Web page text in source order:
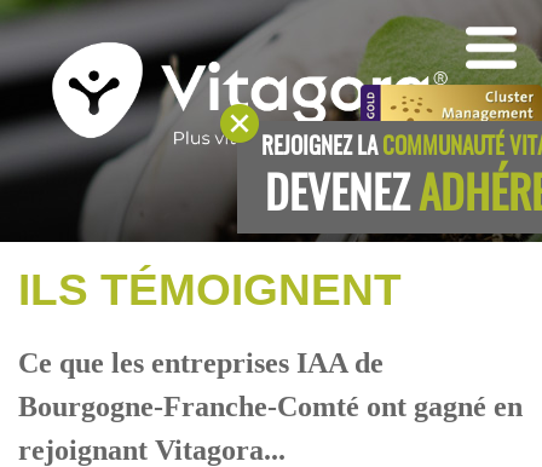
ILS TÉMOIGNENT
Ce que les entreprises IAA de
Bourgogne-Franche-Comté ont gagné en
rejoignant Vitagora...
REJOIGNEZ LACOMMUNAUTÉ
DEVENEZ